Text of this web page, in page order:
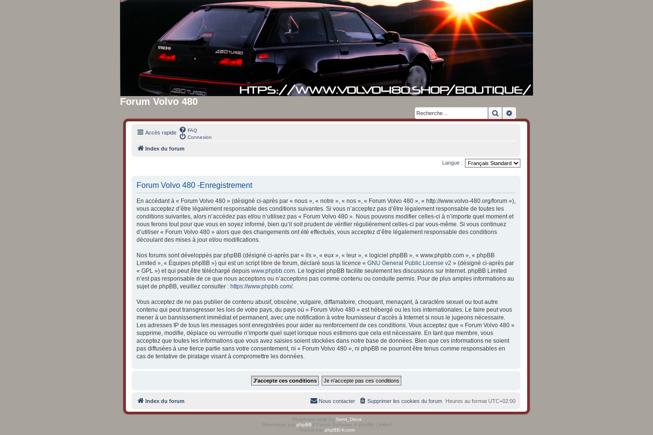
Forum Volvo 480
Rechercher
Accès rapide
FAQ
Connexion
Index du forum
Langue :
Forum Volvo 480 -Enregistrement
En accédant à « Forum Volvo 480 » (désigné ci-après par « nous », « notre », « nos », « Forum Volvo 480 », « http://www.volvo-480.org/forum »),
vous acceptez d’être légalement responsable des conditions suivantes. Si vous n’acceptez pas d’être légalement responsable de toutes les
conditions suivantes, alors n’accédez pas et/ou n’utilisez pas « Forum Volvo 480 ». Nous pouvons modifier celles-ci à n’importe quel moment et
nous ferons tout pour que vous en soyez informé, bien qu’il soit prudent de vérifier régulièrement celles-ci par vous-même. Si vous continuez
d’utiliser « Forum Volvo 480 » alors que des changements ont été effectués, vous acceptez d’être légalement responsable des conditions
découlant des mises à jour et/ou modifications.
Nos forums sont développés par phpBB (désigné ci-après par « ils », « eux », « leur », « logiciel phpBB », « www.phpbb.com », « phpBB
Limited », « Équipes phpBB ») qui est un script libre de forum, déclaré sous la licence « GNU General Public License v2 » (désigné ci-après par
« GPL ») et qui peut être téléchargé depuis www.phpbb.com . Le logiciel phpBB facilite seulement les discussions sur Internet. phpBB Limited
n’est pas responsable de ce que nous acceptons ou n’acceptons pas comme contenu ou conduite permis. Pour de plus amples informations au
sujet de phpBB, veuillez consulter : https://www.phpbb.com/.
Vous acceptez de ne pas publier de contenu abusif, obscène, vulgaire, diffamatoire, choquant, menaçant, à caractère sexuel ou tout autre
contenu qui peut transgresser les lois de votre pays, du pays où « Forum Volvo 480 » est hébergé ou les lois internationales. Le faire peut vous
mener à un bannissement immédiat et permanent, avec une notification à votre fournisseur d’accès à Internet si nous le jugeons nécessaire.
Les adresses IP de tous les messages sont enregistrées pour aider au renforcement de ces conditions. Vous acceptez que « Forum Volvo 480 »
supprime, modifie, déplace ou verrouille n’importe quel sujet lorsque nous estimons que cela est nécessaire. En tant que membre, vous
acceptez que toutes les informations que vous avez saisies soient stockées dans notre base de données. Bien que ces informations ne soient
pas diffusées à une tierce partie sans votre consentement, ni « Forum Volvo 480 », ni phpBB ne pourront être tenus comme responsables en
cas de tentative de piratage visant à compromettre les données.
Index du forum Heures au format UTC+02:00
Supprimer les cookies du forum
Nous contacter
Revolution style by Semi_Deus
Développé par phpBB ® Forum Software © phpBB Limited
Traduit par phpBB-fr.com